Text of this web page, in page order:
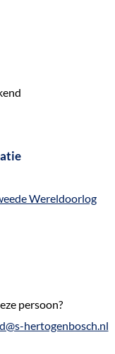
Wereldoorlog
persoon?
hertogenbosch.nl